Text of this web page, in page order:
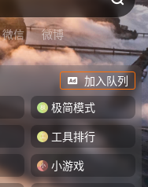
微信 微博
加入队列
极简模式
工具排行
小游戏